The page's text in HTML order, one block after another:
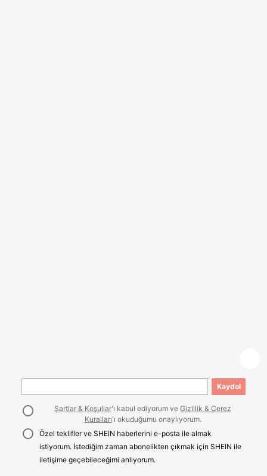
Kaydol
Şartlar & Koşullar'ı kabul ediyorum veGizlilik & Çerez
Kuralları'ı okuduğumu onaylıyorum.
Özel teklifler ve SHEIN haberlerini e-posta ile almak
istiyorum. İstediğim zaman abonelikten çıkmak için SHEIN ile
iletişime geçebileceğimi anlıyorum.